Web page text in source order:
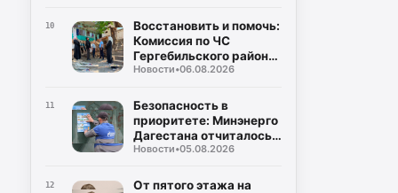
дела
10
Восстановить и помочь:
Комиссия по ЧС
Гергебильского района
детально оценивает
в Курми и Хвартикуни
Новости•06.08.2026
11
Безопасность в
приоритете: Минэнерго
Дагестана отчиталось о
двукратном снижении
эксплуатации газа
Новости•05.08.2026
12
От пятого этажа на